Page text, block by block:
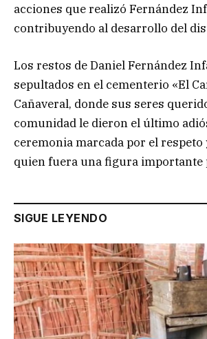
acciones que realizó Fernández
contribuyendo al desarrollo del
Los restos de Daniel Fernández
sepultados en el cementerio «El
Cañaveral, donde sus seres
comunidad le dieron el último
ceremonia marcada por el
quien fuera una figura importante
SIGUE LEYENDO